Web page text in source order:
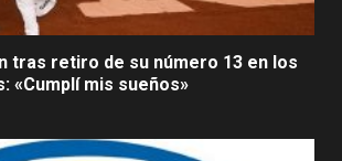
tras retiro de su número 13 en los
«Cumplí mis sueños»